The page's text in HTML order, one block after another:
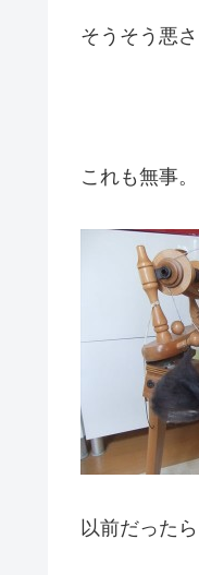
そうそう悪
これも無事。
以前だったら